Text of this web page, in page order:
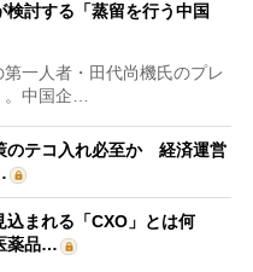
討する「蒸留を行う中国
一人者・田代尚機氏のプレ
。中国企…
のテコ入れ必至か 経済運営
込まれる「CXO」とは何
薬品…